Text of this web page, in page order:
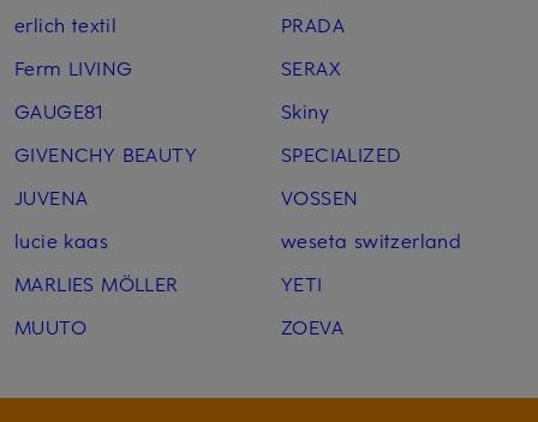
erlich textil
Ferm LIVING
GAUGE81
GIVENCHY BEAUTY
JUVENA
lucie kaas
MARLIES MÖLLER
MUUTO
PRADA
SERAX
Skiny
SPECIALIZED
VOSSEN
weseta switzerland
YETI
ZOEVA